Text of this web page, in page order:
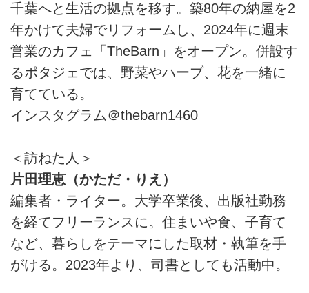
千葉へと生活の拠点を移す。築80年の納屋を2
年かけて夫婦でリフォームし、2024年に週末
営業のカフェ「TheBarn」をオープン。併設す
るポタジェでは、野菜やハーブ、花を一緒に
育てている。
インスタグラム＠thebarn1460
＜訪ねた人＞
片田理恵（かただ・りえ）
編集者・ライター。大学卒業後、出版社勤務
を経てフリーランスに。住まいや食、子育て
など、暮らしをテーマにした取材・執筆を手
がける。2023年より、司書としても活動中。